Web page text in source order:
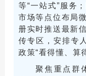
等“一站式”服务
市场等点位布局
册实时推送最新
传专区，安排专
政策“看得懂、算
聚焦重点群